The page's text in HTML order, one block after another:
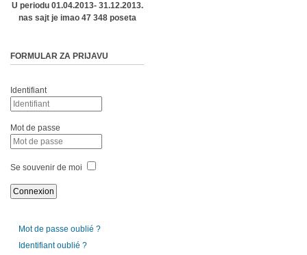
U periodu 01.04.2013- 31.12.2013.
nas sajt je imao 47 348 poseta
FORMULAR ZA PRIJAVU
Identifiant
Mot de passe
Se souvenir de moi
Mot de passe oublié ?
Identifiant oublié ?